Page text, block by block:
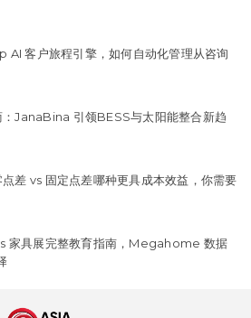
AI 客户旅程引擎，如何自动化管理从咨询
JanaBina 引领BESS与太阳能整合新趋
差 vs 固定点差哪种更具成本效益，你需要
家具展完整教育指南，Megahome 数据